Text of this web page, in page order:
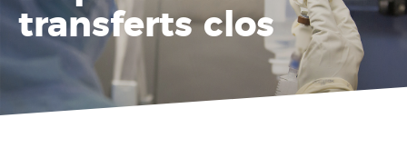
transferts clos